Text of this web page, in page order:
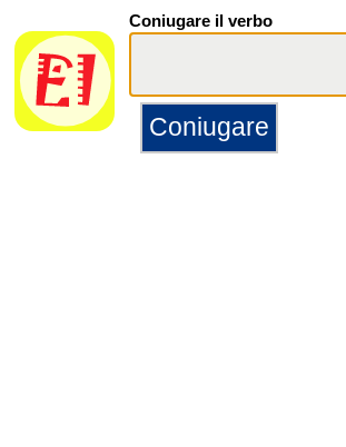
Coniugare il verbo